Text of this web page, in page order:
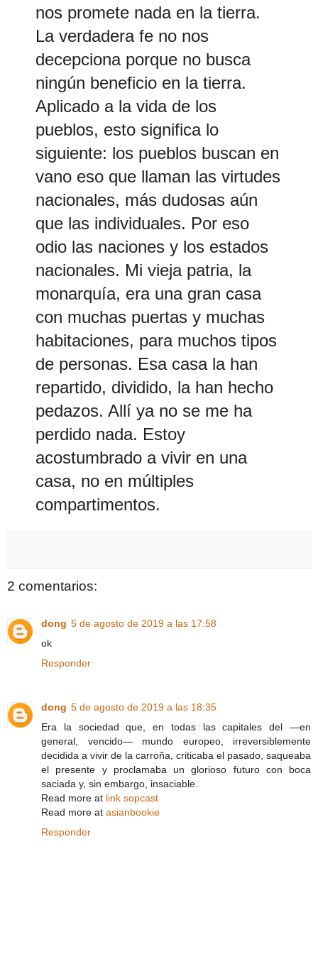
nos promete nada en la tierra.
La verdadera fe no nos
decepciona porque no busca
ningún beneficio en la tierra.
Aplicado a la vida de los
pueblos, esto significa lo
siguiente: los pueblos buscan en
vano eso que llaman las virtudes
nacionales, más dudosas aún
que las individuales. Por eso
odio las naciones y los estados
nacionales. Mi vieja patria, la
monarquía, era una gran casa
con muchas puertas y muchas
habitaciones, para muchos tipos
de personas. Esa casa la han
repartido, dividido, la han hecho
pedazos. Allí ya no se me ha
perdido nada. Estoy
acostumbrado a vivir en una
casa, no en múltiples
compartimentos.
2 comentarios:
dong 5 de agosto de 2019 a las 17:58
ok
Responder
dong 5 de agosto de 2019 a las 18:35
Era la sociedad que, en todas las capitales del —en
general, vencido— mundo europeo, irreversiblemente
decidida a vivir de la carroña, criticaba el pasado, saqueaba
el presente y proclamaba un glorioso futuro con boca
saciada y, sin embargo, insaciable.
Read more at link sopcast
Read more at asianbookie
Responder